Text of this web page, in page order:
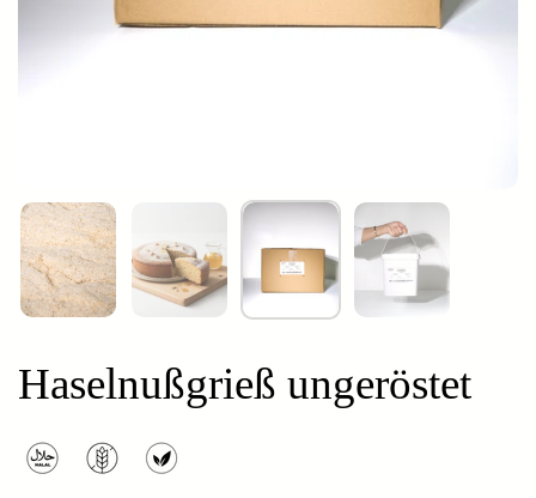
Haselnußgrieß ungeröstet